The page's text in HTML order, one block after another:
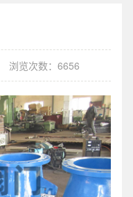
浏览次数：6656